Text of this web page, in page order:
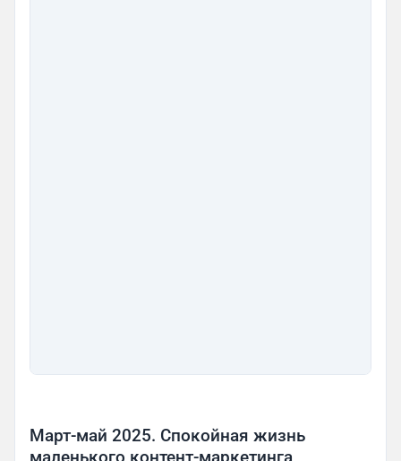
Март-май 2025. Спокойная жизнь
маленького контент-маркетинга